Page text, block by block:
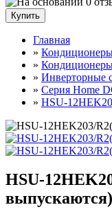
Главная
»
»
» Инверторные
» Серия Home
» HSU-
HSU-
выпускаются)